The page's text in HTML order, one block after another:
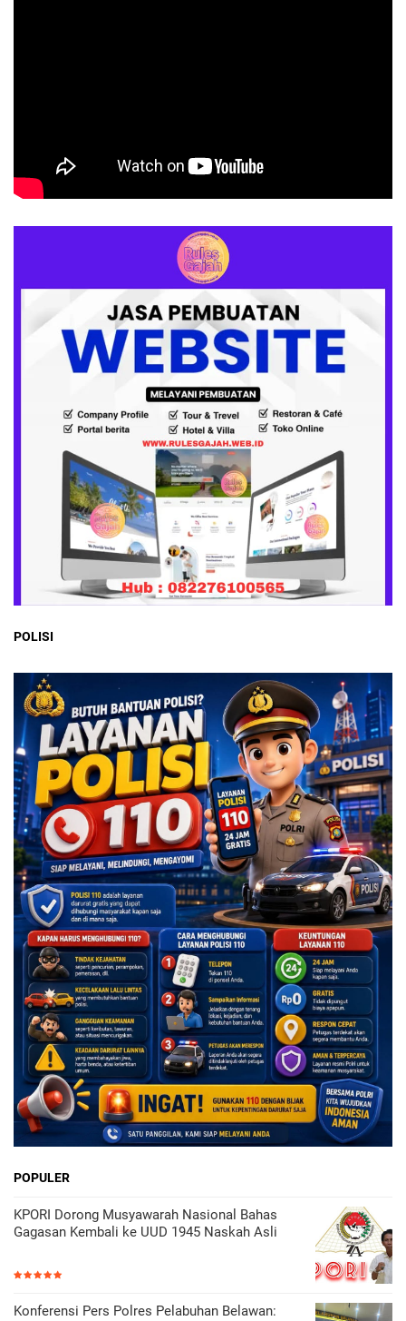
POLISI
POPULER
KPORI Dorong Musyawarah Nasional Bahas
Gagasan Kembali ke UUD 1945 Naskah Asli
Konferensi Pers Polres Pelabuhan Belawan: